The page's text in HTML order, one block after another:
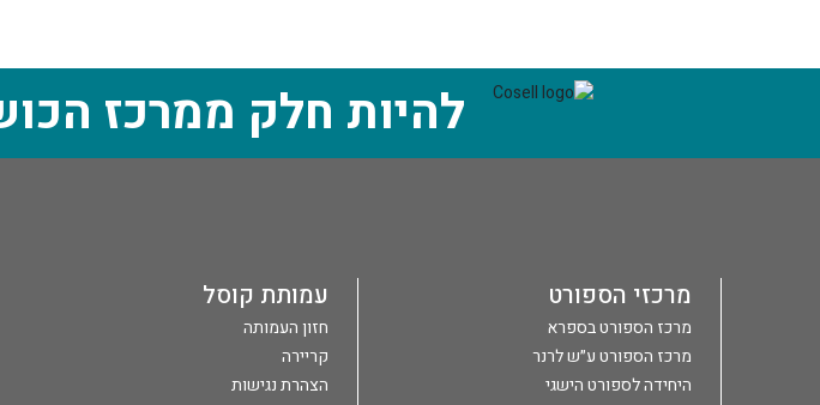
להיות חלק ממרכז
מרכזי הספורט
מרכז הספורט בספרא
מרכז הספורט ע״ש לרנר
היחידה לספורט הישגי
עמותת קוסל
חזון העמותה
קריירה
הצהרת נגישות